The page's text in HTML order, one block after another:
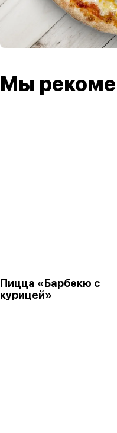
Мы
Пицца «Барбекю с
курицей»